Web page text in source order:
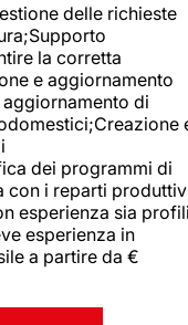
delle richieste
la corretta
e aggiornamento
di
dei programmi di
con i reparti
esperienza sia
esperienza in
a partire da €